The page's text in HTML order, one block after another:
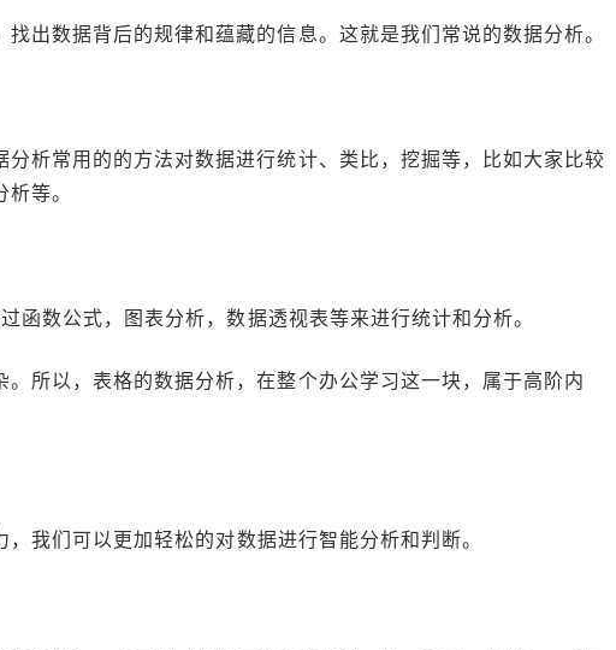
出数据背后的规律和蕴藏的信息。这就是我们常说的数据分析。
析常用的的方法对数据进行统计、类比，挖掘等，比如大家比较
等。
函数公式，图表分析，数据透视表等来进行统计和分析。
所以，表格的数据分析，在整个办公学习这一块，属于高阶内
我们可以更加轻松的对数据进行智能分析和判断。